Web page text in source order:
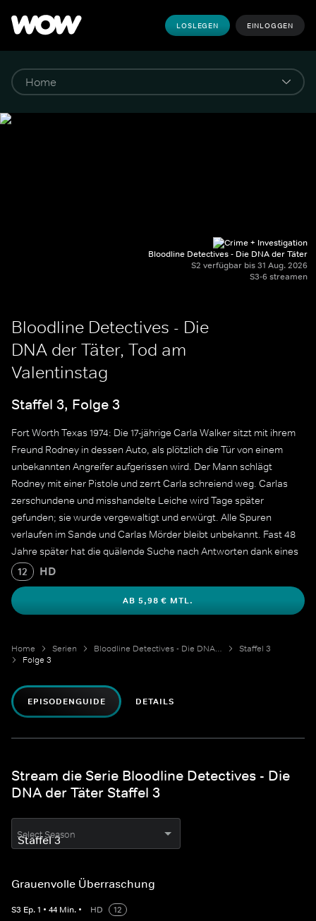
LOSLEGEN EINLOGGEN
Bloodline Detectives - Die DNA der Täter
S2 verfügbar bis 31 Aug. 2026
S3-6 streamen
Bloodline Detectives - Die
DNA der Täter, Tod am
Valentinstag
Staffel 3, Folge 3
Fort Worth Texas 1974: Die 17-jährige Carla Walker sitzt mit ihrem
Freund Rodney in dessen Auto, als plötzlich die Tür von einem
unbekannten Angreifer aufgerissen wird. Der Mann schlägt
Rodney mit einer Pistole und zerrt Carla schreiend weg. Carlas
zerschundene und misshandelte Leiche wird Tage später
gefunden; sie wurde vergewaltigt und erwürgt. Alle Spuren
verlaufen im Sande und Carlas Mörder bleibt unbekannt. Fast 48
Jahre später hat die quälende Suche nach Antworten dank eines
auf Genomforschung spezialisierten Unternehmens ein Ende.
12 HD
AB 5,98 € MTL.
Home Serien Bloodline Detectives - Die DNA der Täter
Staffel 3
Folge 3
EPISODENGUIDE DETAILS
Stream die Serie Bloodline Detectives - Die
DNA der Täter Staffel 3
Select Season
Grauenvolle Überraschung
S3 Ep.1 • 44 Min. • HD
12